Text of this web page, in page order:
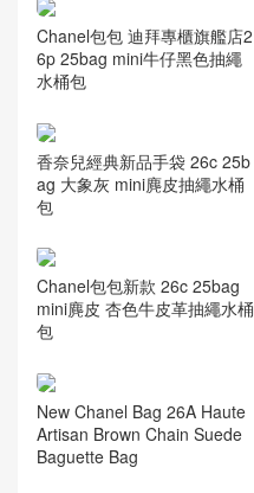
Chanel包包 迪拜專櫃旗艦店2
6p 25bag mini牛仔黑色抽繩
水桶包
香奈兒經典新品手袋 26c 25b
ag 大象灰 mini麂皮抽繩水桶
包
Chanel包包新款 26c 25bag
mini麂皮 杏色牛皮革抽繩水桶
包
New Chanel Bag 26A Haute
Artisan Brown Chain Suede
Baguette Bag